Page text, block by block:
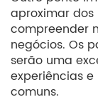
aproximar
compreender
negócios. Os
serão uma
experiências
comuns.